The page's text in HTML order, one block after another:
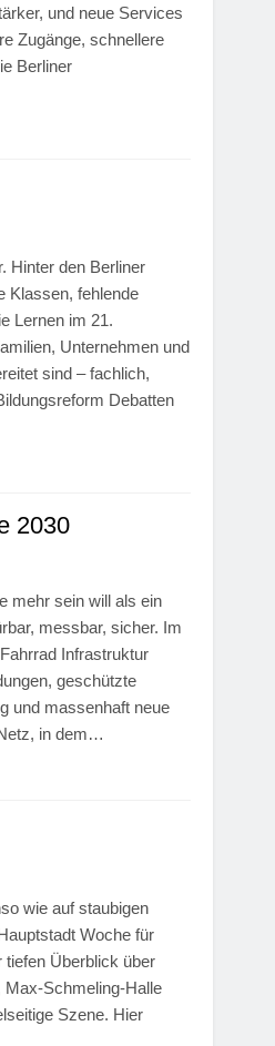
und neue Services
Zugänge, schnellere
Berliner
Hinter den Berliner
Klassen, fehlende
Lernen im 21.
Unternehmen und
sind – fachlich,
Debatten
2030
mehr sein will als ein
messbar, sicher. Im
Infrastruktur
geschützte
und massenhaft neue
in dem…
wie auf staubigen
Woche für
Überblick über
Max-Schmeling-Halle
Szene. Hier